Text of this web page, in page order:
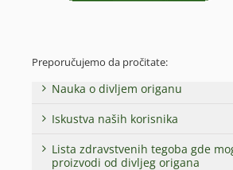
Preporučujemo da pročitate:
Nauka o divljem origanu
Iskustva naših korisnika
Lista zdravstvenih tegoba gde
proizvodi od divljeg origana